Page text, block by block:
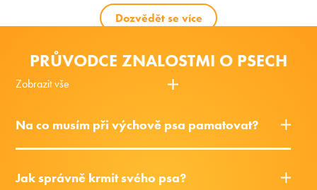
Dozvědět se více
PRŮVODCE ZNALOSTMI O PSECH
Zobrazit vše
Na co musím při výchově psa pamatovat?
Jak správně krmit svého psa?